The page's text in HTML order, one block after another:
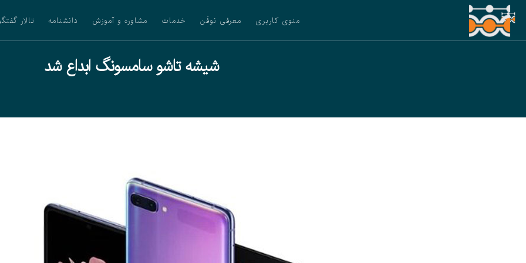
منوی کاربری معرفی نوفَن خدمات مشاوره و آموزش دانشنامه تالار
شیشه تاشو سامسونگ ابداع شد